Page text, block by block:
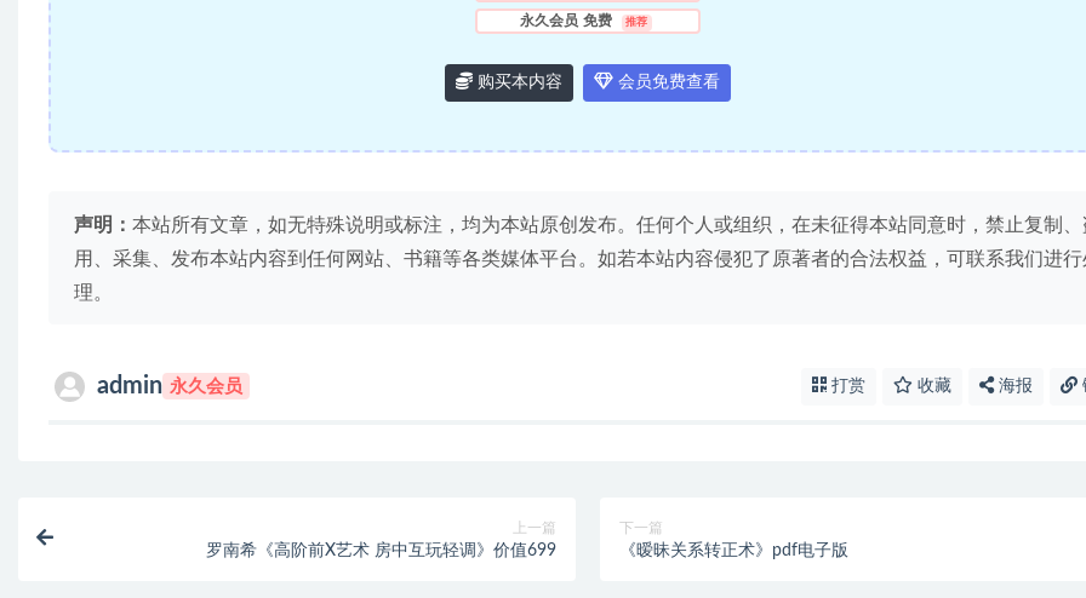
永久会员 免费 推荐
购买本内容 会员免费查看
声明： 本站所有文章，如无特殊说明或标注，均为本站原创发布。任何个人或组织，在未征得本站同意时，禁止复制、
用、采集、发布本站内容到任何网站、书籍等各类媒体平台。如若本站内容侵犯了原著者的合法权益，可联系我们进行
理。
admin 永久会员 打赏 收藏 海报
上一篇
罗南希《高阶前X艺术 房中互玩轻调》价值699
下一篇
《暧昧关系转正术》pdf电子版